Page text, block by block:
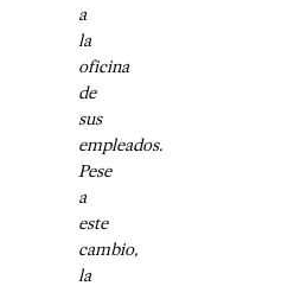
a
la
oficina
de
sus
empleados.
Pese
a
este
cambio,
la